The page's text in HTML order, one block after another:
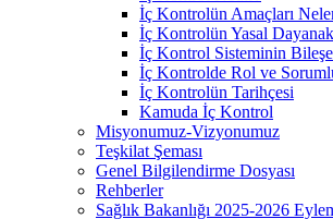
İç Kontrolün Amaçları
İç Kontrolün Yasal
İç Kontrol Sisteminin
İç Kontrolde Rol ve
İç Kontrolün Tarihçesi
Kamuda İç Kontrol
Misyonumuz-Vizyonumuz
Teşkilat Şeması
Genel Bilgilendirme Dosyası
Rehberler
Sağlık Bakanlığı 2025-2026